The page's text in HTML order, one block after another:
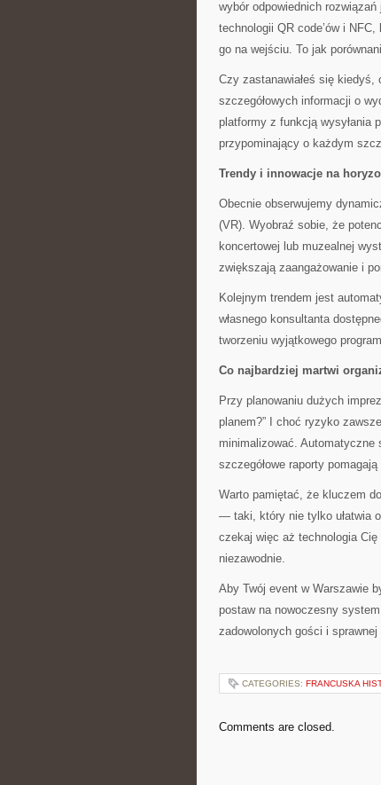
wybór odpowiednich
technologii QR code’ów i
go na wejściu. To jak
Czy zastanawiałeś się
szczegółowych informacji o
platformy z funkcją wysyłania
przypominający o każdym
Trendy i innowacje na
Obecnie obserwujemy
(VR). Wyobraź sobie, że
koncertowej lub muzealnej
zwiększają zaangażowanie i
Kolejnym trendem jest
własnego konsultanta
tworzeniu wyjątkowego
Co najbardziej martwi
Przy planowaniu dużych
planem?” I choć ryzyko
minimalizować.
szczegółowe raporty
Warto pamiętać, że kluczem
— taki, który nie tylko ułatwia
czekaj więc aż technologia
niezawodnie.
Aby Twój event w Warszawie
postaw na nowoczesny
zadowolonych gości i
CATEGORIES: FRANCUSKA
Comments are closed.